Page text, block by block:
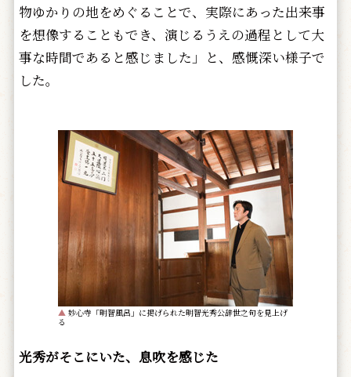
物ゆかりの地をめぐることで、実際にあった出来事
を想像することもでき、演じるうえの過程として大
事な時間であると感じました」と、感慨深い様子で
した。
▲ 妙心寺「明智風呂」に掲げられた明智光秀公辞世之句を見上げ
る
光秀がそこにいた、息吹を感じた